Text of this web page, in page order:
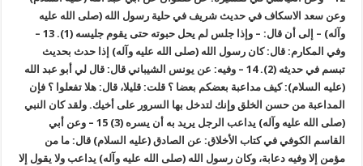
وعن سعد الاسكاف في حديث شريف في حلية رسول الله (صلى الله عليه
وآله) – إلى أن قال: – وإذا جلس لم يحل حبوته حتى يقوم جليسه (1). 13 –
وفي المكارم: قال: كان رسول الله (صلى الله عليه وآله) إذا حدث بحديث
تبسم في حديثه (2). 14 – وفيه: عن يونس الشيباني قال: قال لي أبو عبد الله
(عليه السلام): كيف مداعبة بعضكم بعضا ؟ قلت: قليلا، قال: هلا تفعلوا ؟ فإن
المداعبة من حسن الخلق وإنك لتدخل بها السرور على أخيك. ولقد كان النبي
(صلى الله عليه وآله) يداعب الرجل يريد به أن يسره (3) 15 – وعن أبي
القاسم الكوفي في كتاب الأخلاق: عن الصادق (عليه السلام) قال: ما من
مؤمن إلا وفيه دعابة، وكان رسول الله (صلى الله عليه وآله) يداعب ولا يقول إلا